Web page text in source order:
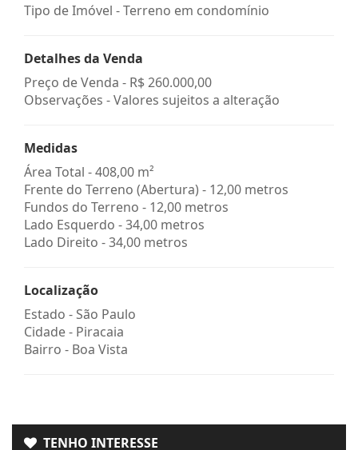
Tipo de Imóvel - Terreno em condomínio
Detalhes da Venda
Preço de Venda - R$ 260.000,00
Observações - Valores sujeitos a alteração
Medidas
Área Total - 408,00 m²
Frente do Terreno (Abertura) - 12,00 metros
Fundos do Terreno - 12,00 metros
Lado Esquerdo - 34,00 metros
Lado Direito - 34,00 metros
Localização
Estado -São Paulo
Cidade - Piracaia
Bairro - Boa Vista
TENHO INTERESSE